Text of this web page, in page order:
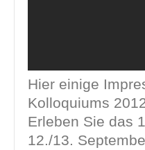
Hier einige
Kolloquiums
Erleben Sie das
12./13.